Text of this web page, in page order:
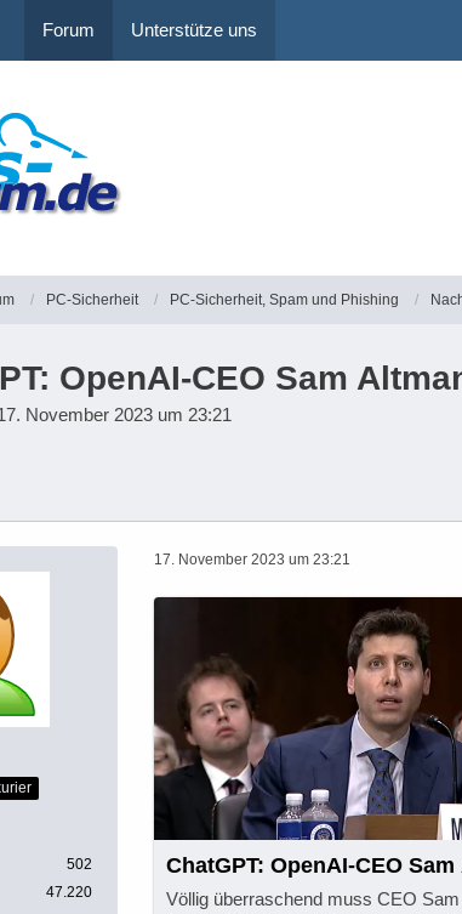
Forum Unterstütze uns
PC-Sicherheit PC-Sicherheit, Spam und Phishing
OpenAI-CEO Sam
November 2023 um 23:21
502
47.220
17. November 2023 um 23:21
ChatGPT: OpenAI-CEO
Völlig überraschend muss CEO